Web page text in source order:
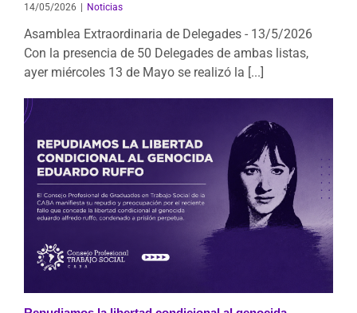
14/05/2026 | Noticias
Asamblea Extraordinaria de Delegades - 13/5/2026
Con la presencia de 50 Delegades de ambas listas,
ayer miércoles 13 de Mayo se realizó la [...]